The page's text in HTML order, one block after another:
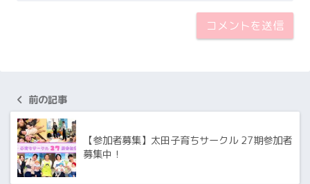
前の記事
【参加者募集】太田子育ちサークル 27期参加者
募集中！